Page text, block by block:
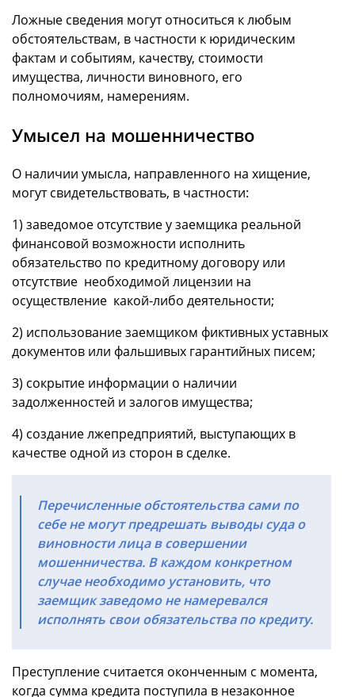
Ложные сведения могут относиться к любым
обстоятельствам, в частности к юридическим
фактам и событиям, качеству, стоимости
имущества, личности виновного, его
полномочиям, намерениям.
Умысел на мошенничество
О наличии умысла, направленного на хищение,
могут свидетельствовать, в частности:
1) заведомое отсутствие у заемщика реальной
финансовой возможности исполнить
обязательство по кредитному договору или
отсутствие необходимой лицензии на
осуществление какой-либо деятельности;
2) использование заемщиком фиктивных уставных
документов или фальшивых гарантийных писем;
3) сокрытие информации о наличии
задолженностей и залогов имущества;
4) создание лжепредприятий, выступающих в
качестве одной из сторон в сделке.
Перечисленные обстоятельства сами по
себе не могут предрешать выводы суда о
виновности лица в совершении
мошенничества. В каждом конкретном
случае необходимо установить, что
заемщик заведомо не намеревался
исполнять свои обязательства по кредиту.
Преступление считается оконченным с момента,
когда сумма кредита поступила в незаконное